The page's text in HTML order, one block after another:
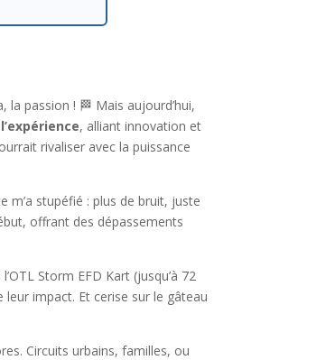
passion ! 🏁 Mais aujourd’hui,
, alliant innovation et
rivaliser avec la puissance
m’a stupéfié : plus de bruit, juste
offrant des dépassements
Storm EFD Kart (jusqu’à 72
impact. Et cerise sur le gâteau
Circuits urbains, familles, ou